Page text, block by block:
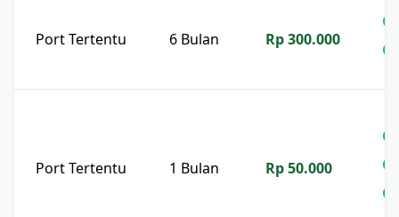
Port Tertentu 6 Bulan Rp 300.000
Port Tertentu 1 Bulan Rp 50.000